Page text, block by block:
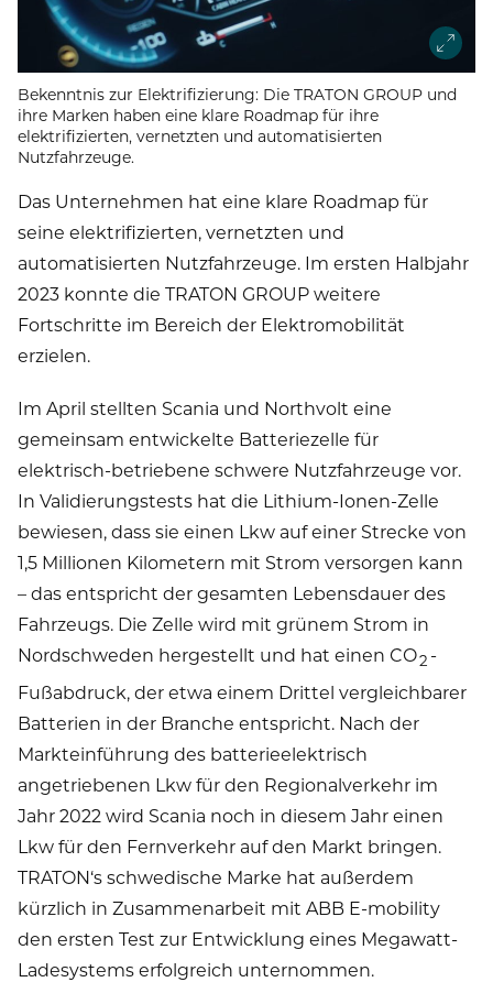
Bekenntnis zur Elektrifizierung: Die TRATON GROUP und
ihre Marken haben eine klare Roadmap für ihre
elektrifizierten, vernetzten und automatisierten
Nutzfahrzeuge.
Das Unternehmen hat eine klare Roadmap für
seine elektrifizierten, vernetzten und
automatisierten Nutzfahrzeuge. Im ersten Halbjahr
2023 konnte die TRATON GROUP weitere
Fortschritte im Bereich der Elektromobilität
erzielen.
Im April stellten Scania und Northvolt eine
gemeinsam entwickelte Batteriezelle für
elektrisch-betriebene schwere Nutzfahrzeuge vor.
In Validierungstests hat die Lithium-Ionen-Zelle
bewiesen, dass sie einen Lkw auf einer Strecke von
1,5 Millionen Kilometern mit Strom versorgen kann
– das entspricht der gesamten Lebensdauer des
Fahrzeugs. Die Zelle wird mit grünem Strom in
Nordschweden hergestellt und hat einen CO2 -
Fußabdruck, der etwa einem Drittel vergleichbarer
Batterien in der Branche entspricht. Nach der
Markteinführung des batterieelektrisch
angetriebenen Lkw für den Regionalverkehr im
Jahr 2022 wird Scania noch in diesem Jahr einen
Lkw für den Fernverkehr auf den Markt bringen.
TRATON‘s schwedische Marke hat außerdem
kürzlich in Zusammenarbeit mit ABB E-mobility
den ersten Test zur Entwicklung eines Megawatt-
Ladesystems erfolgreich unternommen.